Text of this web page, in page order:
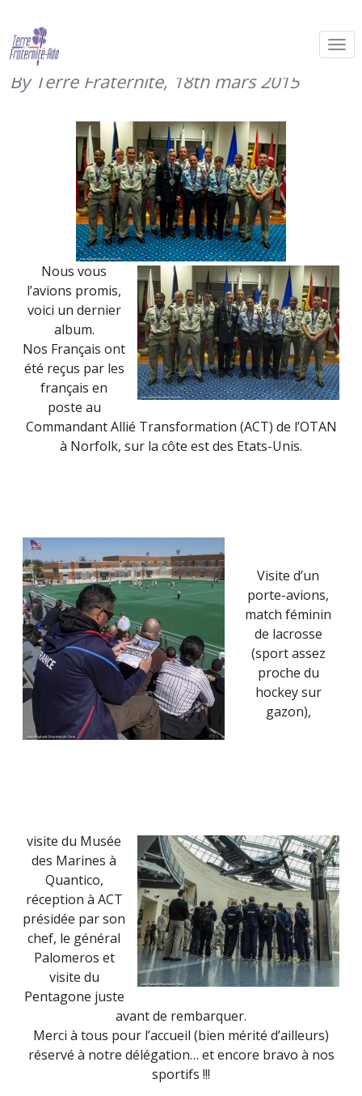
Marine Corps Trials 2015 – l’accueil à
Norfolk
By Terre Fraternité, 18th mars 2015
Nous vous
l’avions promis,
voici un dernier
album.
Nos Français ont
été reçus par les
français en
poste au
Commandant Allié Transformation (ACT) de l’OTAN
à Norfolk, sur la côte est des Etats-Unis.
Visite d’un
porte-avions,
match féminin
de lacrosse
(sport assez
proche du
hockey sur
gazon),
visite du Musée
des Marines à
Quantico,
réception à ACT
présidée par son
chef, le général
Palomeros et
visite du
Pentagone juste
avant de rembarquer.
Merci à tous pour l’accueil (bien mérité d’ailleurs)
réservé à notre délégation… et encore bravo à nos
sportifs !!!